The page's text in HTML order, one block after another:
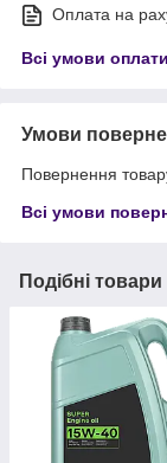
Оплата на
Всі умови оплати
Умови
Повернення
Всі умови
Подібні товари